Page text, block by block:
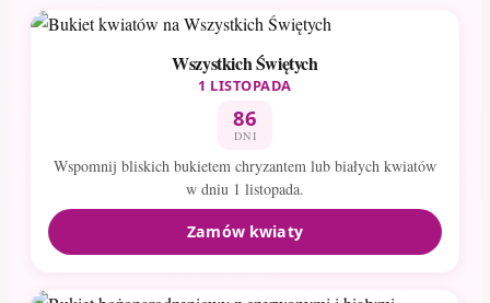
Wszystkich Świętych
1 LISTOPADA
86
DNI
Wspomnij bliskich bukietem chryzantem lub białych kwiatów
w dniu 1 listopada.
Zamów kwiaty